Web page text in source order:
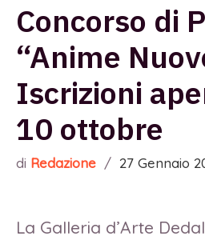
Concorso di
“Anime
Iscrizioni
10 ottobre
di Redazione / 27 Gennaio
La Galleria d’Arte